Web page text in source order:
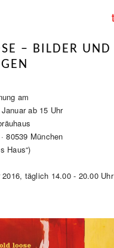
– BILDER UND
am
ab 15 Uhr
80539 München
Haus“)
täglich 14.00 - 20.00 Uhr